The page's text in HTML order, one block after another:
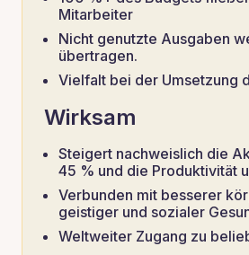
Mitarbeiter
Nicht genutzte Ausgaben
übertragen.
Vielfalt bei der Umsetzung
Wirksam
Steigert nachweislich die
45 % und die Produktivität
Verbunden mit besserer
geistiger und sozialer
Weltweiter Zugang zu